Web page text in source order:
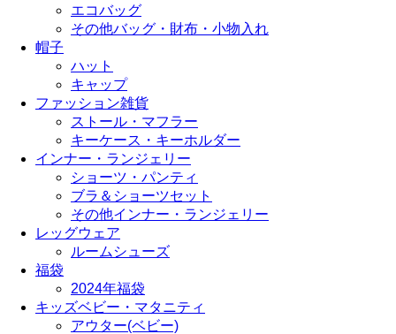
エコバッグ
その他バッグ・財布・小物入れ
帽子
ハット
キャップ
ファッション雑貨
ストール・マフラー
キーケース・キーホルダー
インナー・ランジェリー
ショーツ・パンティ
ブラ＆ショーツセット
その他インナー・ランジェリー
レッグウェア
ルームシューズ
福袋
2024年福袋
キッズベビー・マタニティ
アウター(ベビー)